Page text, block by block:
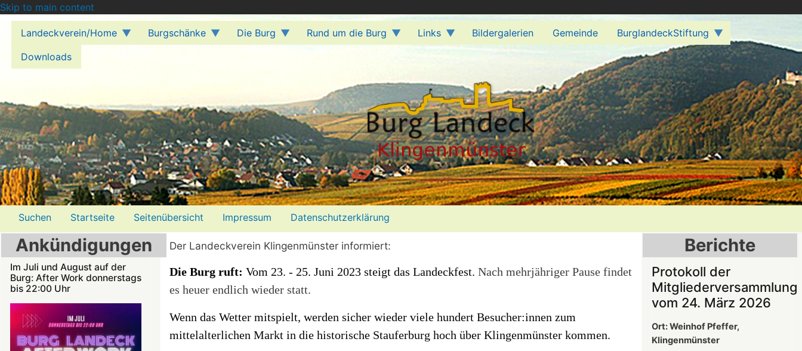
Skip to main content
Landeckverein/Home Burgschänke Die Burg Rund um die Burg Links Bildergalerien Gemeinde
BurglandeckStiftung
Downloads
Menü2
Suchen Startseite Seitenübersicht Impressum Datenschutzerklärung
Der Landeckverein Klingenmünster informiert:
Die Burg ruft: Vom 23. - 25. Juni 2023 steigt das Landeckfest. Nach mehrjähriger Pause findet
es heuer endlich wieder statt.
Wenn das Wetter mitspielt, werden sicher wieder viele hundert Besucher:innen zum
mittelalterlichen Markt in die historische Stauferburg hoch über Klingenmünster kommen.
Ankündigungen
Im Juli und August auf der
Burg: After Work donnerstags
bis 22:00 Uhr
Berichte
Protokoll der
Mitgliederversammlung
vom 24. März 2026
Ort: Weinhof Pfeffer,
Klingenmünster